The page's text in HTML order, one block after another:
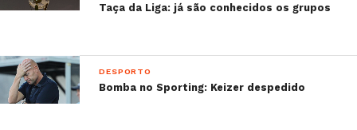
Taça da Liga: já são conhecidos os grupos
DESPORTO
Bomba no Sporting: Keizer despedido